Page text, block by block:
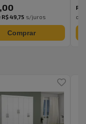
,00
R$ 49,75 s/juros
Comprar
R$
ou